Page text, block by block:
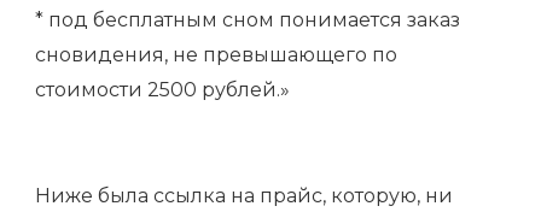
* под бесплатным сном понимается заказ
сновидения, не превышающего по
стоимости 2500 рублей.»
Ниже была ссылка на прайс, которую, ни